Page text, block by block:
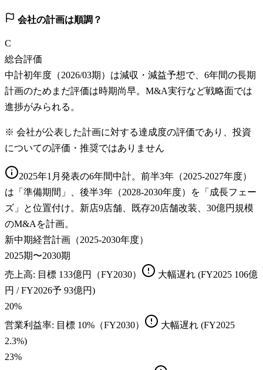
会社の計画は順調？
C
総合評価
中計初年度（2026/03期）は減収・減益予想で、6年間の長期
計画のためまだ評価は時期尚早。M&A実行など戦略面では
進捗がみられる。
※ 会社が公表した計画に対する達成度の評価であり、投資
についての評価・推奨ではありません
2025年1月発表の6年間中計。前半3年（2025-2027年度）
は「準備期間」、後半3年（2028-2030年度）を「成長フェー
ズ」と位置付け。新店9店舗、既存20店舗改装、30億円規模
のM&Aを計画。
新中期経営計画（2025-2030年度）
2025期〜2030期
売上高: 目標 133億円（FY2030） 大幅遅れ (FY2025 106億
円 / FY2026予 93億円)
20%
営業利益率: 目標 10%（FY2030） 大幅遅れ (FY2025
2.3%)
23%